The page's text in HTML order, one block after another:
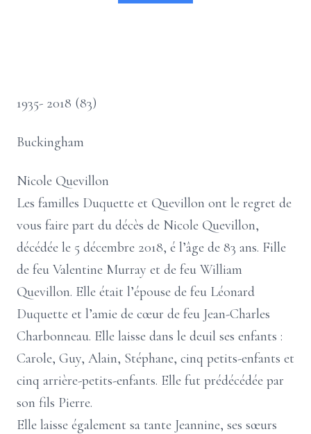
1935- 2018 (83)
Buckingham
Nicole Quevillon
Les familles Duquette et Quevillon ont le regret de
vous faire part du décès de Nicole Quevillon,
décédée le 5 décembre 2018, é l’âge de 83 ans. Fille
de feu Valentine Murray et de feu William
Quevillon. Elle était l’épouse de feu Léonard
Duquette et l’amie de cœur de feu Jean-Charles
Charbonneau. Elle laisse dans le deuil ses enfants :
Carole, Guy, Alain, Stéphane, cinq petits-enfants et
cinq arrière-petits-enfants. Elle fut prédécédée par
son fils Pierre.
Elle laisse également sa tante Jeannine, ses sœurs